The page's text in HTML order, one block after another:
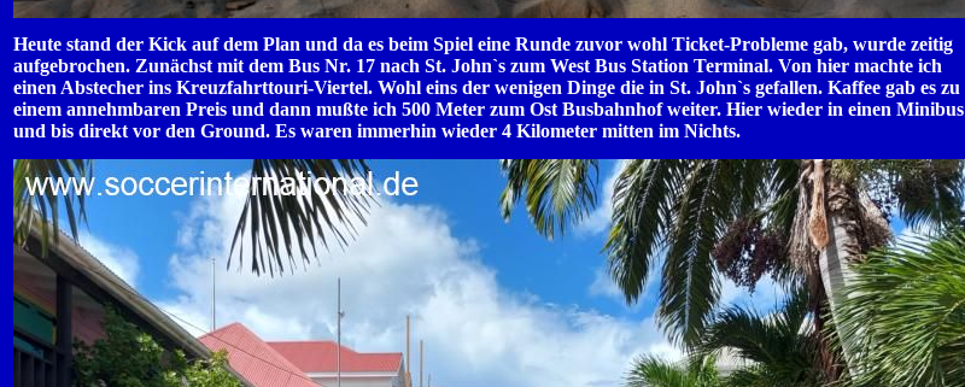
Heute stand der Kick auf dem Plan und da es beim Spiel eine Runde zuvor wohl Ticket-Probleme gab, wurde zeitig
aufgebrochen. Zunächst mit dem Bus Nr. 17 nach St. John`s zum West Bus Station Terminal. Von hier machte ich
einen Abstecher ins Kreuzfahrttouri-Viertel. Wohl eins der wenigen Dinge die in St. John`s gefallen. Kaffee gab es zu
einem annehmbaren Preis und dann mußte ich 500 Meter zum Ost Busbahnhof weiter. Hier wieder in einen Minibus
und bis direkt vor den Ground. Es waren immerhin wieder 4 Kilometer mitten im Nichts.